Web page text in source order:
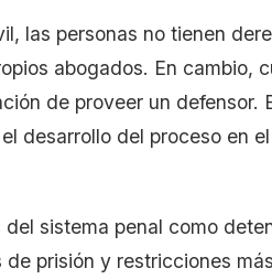
las personas no tienen
abogados. En cambio,
de proveer un defensor.
desarrollo del proceso en
sistema penal como
prisión y restricciones